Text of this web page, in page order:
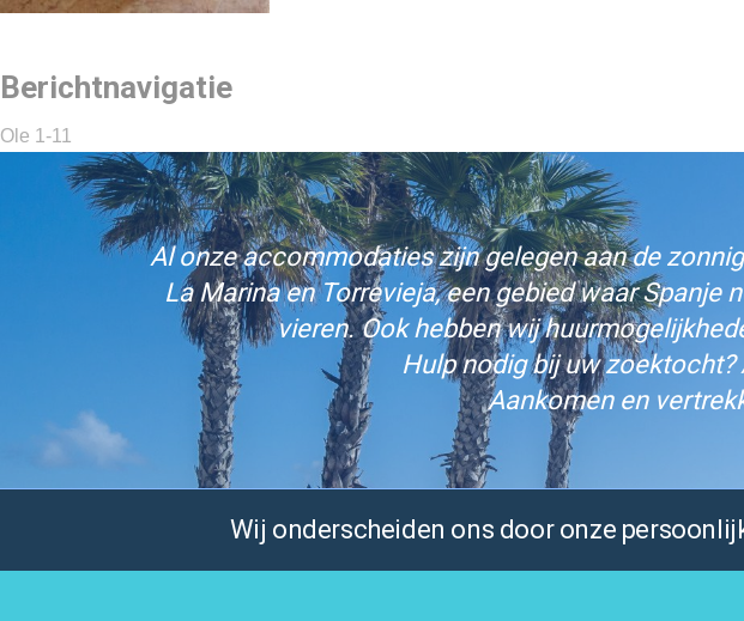
Berichtnavigatie
Ole 1-11
Al onze accommodaties zijn gelegen aan de
La Marina en Torrevieja, een gebied waar
vieren. Ook hebben wij
Hulp nodig bij uw
Aankomen en
Wij onderscheiden ons door onze